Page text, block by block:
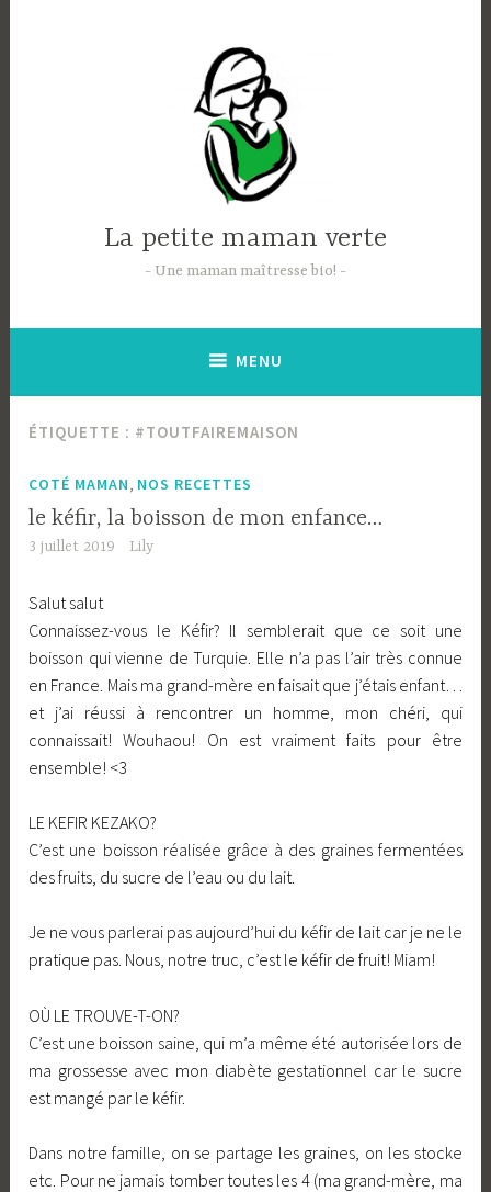
La petite maman verte
Une maman maîtresse bio!
MENU
ÉTIQUETTE : #TOUTFAIREMAISON
COTÉ MAMAN NOS RECETTES
le kéfir, la boisson de mon enfance…
3 juillet 2019 Lily
Salut salut
Connaissez-vous le Kéfir? Il semblerait que ce soit une
boisson qui vienne de Turquie. Elle n’a pas l’air très connue
en France. Mais ma grand-mère en faisait que j’étais enfant…
et j’ai réussi à rencontrer un homme, mon chéri, qui
connaissait! Wouhaou! On est vraiment faits pour être
ensemble! <3
LE KEFIR KEZAKO?
C’est une boisson réalisée grâce à des graines fermentées
des fruits, du sucre de l’eau ou du lait.
Je ne vous parlerai pas aujourd’hui du kéfir de lait car je ne le
pratique pas. Nous, notre truc, c’est le kéfir de fruit! Miam!
OÙ LE TROUVE-T-ON?
C’est une boisson saine, qui m’a même été autorisée lors de
ma grossesse avec mon diabète gestationnel car le sucre
est mangé par le kéfir.
Dans notre famille, on se partage les graines, on les stocke
etc. Pour ne jamais tomber toutes les 4 (ma grand-mère, ma